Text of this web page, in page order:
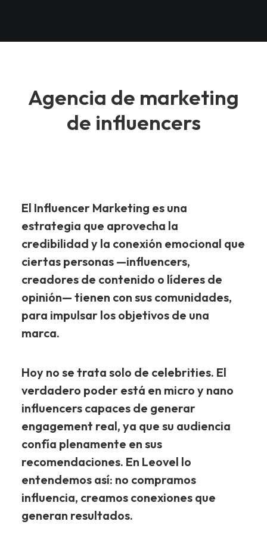
Agencia de marketing
de influencers
El Influencer Marketing es una
estrategia que aprovecha la
credibilidad y la conexión emocional que
ciertas personas —influencers,
creadores de contenido o líderes de
opinión— tienen con sus comunidades,
para impulsar los objetivos de una
marca.
Hoy no se trata solo de celebrities. El
verdadero poder está en micro y nano
influencers capaces de generar
engagement real, ya que su audiencia
confía plenamente en sus
recomendaciones. En Leovel lo
entendemos así: no compramos
influencia, creamos conexiones que
generan resultados.